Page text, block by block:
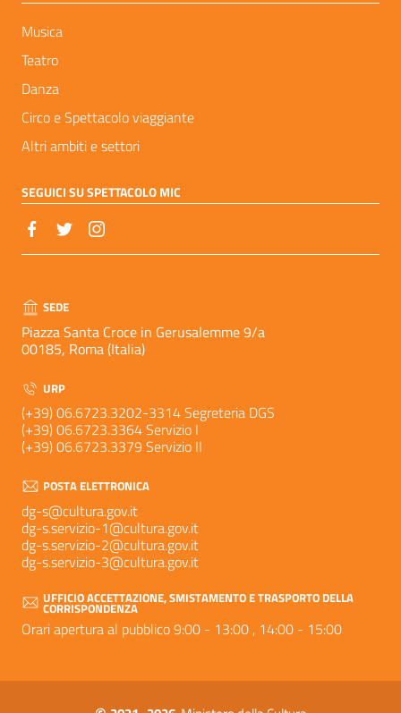
Musica
Teatro
Danza
Circo e Spettacolo viaggiante
Altri ambiti e settori
SEGUICI SU SPETTACOLO MIC
SEDE
Piazza Santa Croce in Gerusalemme 9/a
00185, Roma (Italia)
URP
(+39) 06.6723.3202-3314 Segreteria DGS
(+39) 06.6723.3364 Servizio I
(+39) 06.6723.3379 Servizio II
POSTA ELETTRONICA
dg-s@cultura.gov.it
dg-s.servizio-1@cultura.gov.it
dg-s.servizio-2@cultura.gov.it
dg-s.servizio-3@cultura.gov.it
UFFICIO ACCETTAZIONE, SMISTAMENTO E TRASPORTO DELLA
CORRISPONDENZA
Orari apertura al pubblico 9:00 - 13:00 , 14:00 - 15:00